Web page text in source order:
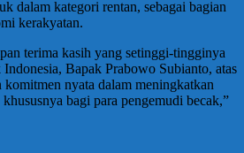
dalam kategori rentan, sebagai bagian
kerakyatan.
terima kasih yang setinggi-tingginya
Bapak Prabowo Subianto, atas
komitmen nyata dalam meningkatkan
bagi para pengemudi becak,”